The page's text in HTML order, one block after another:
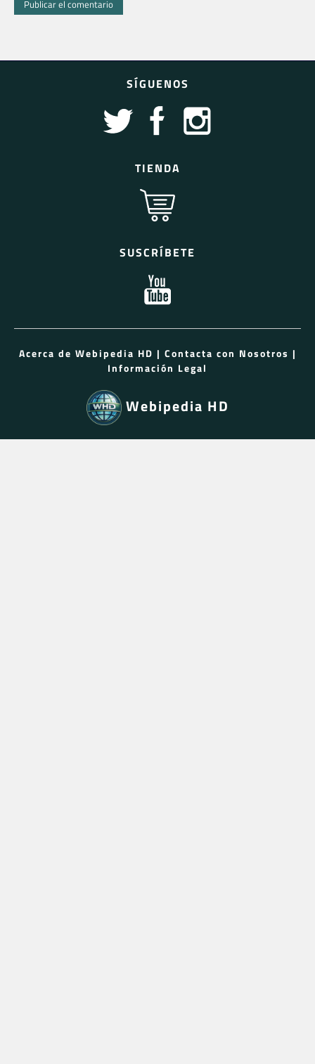
SÍGUENOS
TIENDA
SUSCRÍBETE
Acerca de Webipedia HD | Contacta con Nosotros |
Información Legal
Webipedia HD